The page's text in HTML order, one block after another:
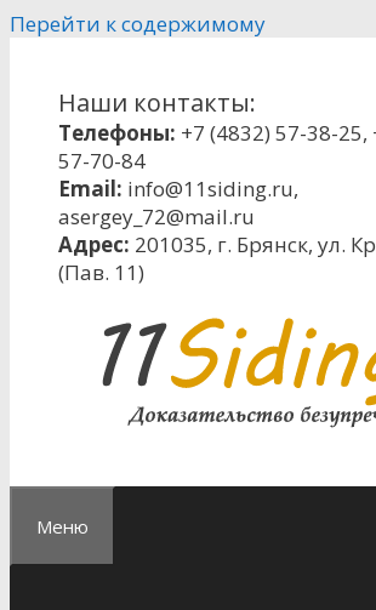
Перейти к содержимому
Наши контакты:
Телефоны: +7 (4832) 57-38-25,
57-70-84
Email: info@11siding.ru,
asergey_72@mail.ru
Адрес: 201035, г. Брянск, ул.
(Пав. 11)
Меню